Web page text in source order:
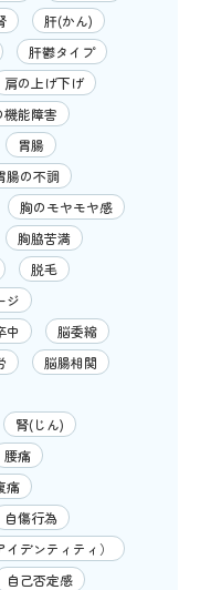
肝(かん)
肝鬱タイプ
肩の上げ下げ
機能障害
胃腸
腸の不調
胸のモヤモヤ感
胸脇苦満
脱毛
ジ
中
脳委縮
脳腸相関
腎(じん)
腰痛
痛
自傷行為
イデンティティ）
自己否定感